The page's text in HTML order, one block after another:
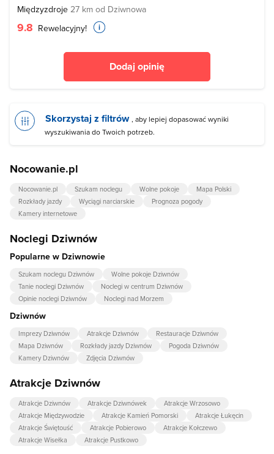
Międzyzdroje 27 km od Dziwnowa
9.8 Rewelacyjny!
Dodaj opinię
Skorzystaj z filtrów , aby lepiej dopasować wyniki
wyszukiwania do Twoich potrzeb.
Nocowanie.pl
Nocowanie.pl Szukam noclegu Wolne pokoje
Mapa Polski
Rozkłady jazdy
Wyciągi narciarskie
Prognoza pogody
Kamery internetowe
Noclegi Dziwnów
Popularne w Dziwnowie
Szukam noclegu Dziwnów
Wolne pokoje Dziwnów
Tanie noclegi Dziwnów
Noclegi w centrum Dziwnów
Opinie noclegi Dziwnów
Noclegi nad Morzem
Dziwnów
Imprezy Dziwnów Atrakcje Dziwnów
Restauracje Dziwnów
Mapa Dziwnów
Rozkłady jazdy Dziwnów
Pogoda Dziwnów
Kamery Dziwnów
Zdjęcia Dziwnów
Atrakcje Dziwnów
Atrakcje Dziwnów Atrakcje Dziwnówek
Atrakcje Wrzosowo
Atrakcje Międzywodzie
Atrakcje Kamień Pomorski
Atrakcje Łukęcin
Atrakcje Świętouść
Atrakcje Pobierowo
Atrakcje Kołczewo
Atrakcje Wisełka
Atrakcje Pustkowo